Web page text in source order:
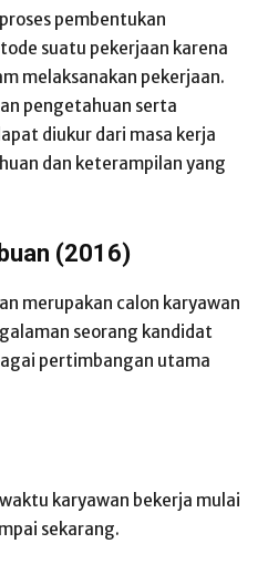
pembentukan
suatu pekerjaan karena
melaksanakan pekerjaan.
pengetahuan serta
diukur dari masa kerja
dan keterampilan yang
(2016)
merupakan calon karyawan
seorang kandidat
pertimbangan utama
karyawan bekerja mulai
sekarang.